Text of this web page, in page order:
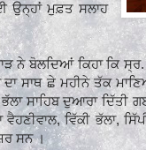
ਉਨ੍ਹਾਂ ਮੁਫ਼ਤ ਸਲਾਹ
ਨੇ ਬੋਲਦਿਆਂ ਕਿਹਾ ਕਿ
ਸਾਥ ਛੇ ਮਹੀਨੇ ਤੱਕ
ਸਾਹਿਬ ਦੁਆਰਾ ਦਿੱਤੀ
ਵਿੱਕੀ ਭੱਲਾ,
ਸਨ ।